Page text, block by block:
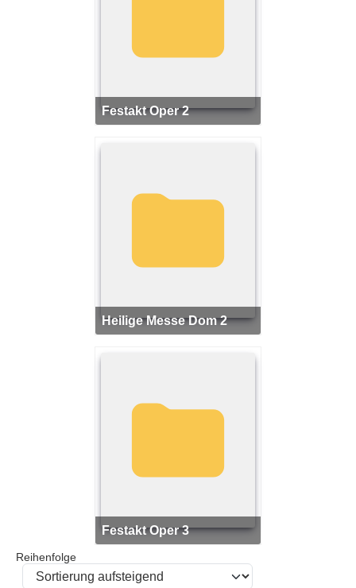
Festakt Oper 2
Heilige Messe Dom 2
Festakt Oper 3
Reihenfolge